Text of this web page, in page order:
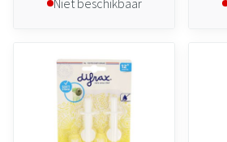
Niet beschikbaar